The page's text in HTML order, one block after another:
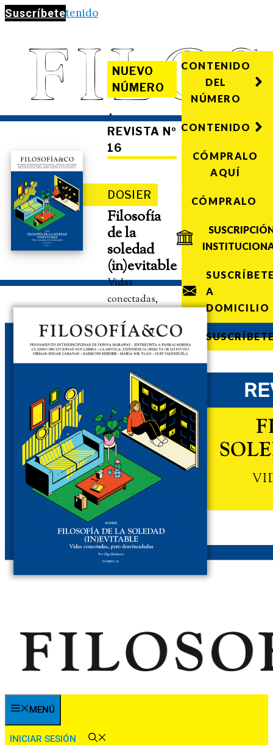
Suscríbete
Saltar al contenido
NUEVO
NÚMERO
·
REVISTA Nº
16
DOSIER
Filosofía
de la
soledad
(in)evitable
Vidas
conectadas,
desvinculadas
CONTENIDO
DEL
NÚMERO
CONTENIDO
CÓMPRALO
AQUÍ
CÓMPRALO
A
DOMICILIO
MENÚ
INICIAR SESIÓN